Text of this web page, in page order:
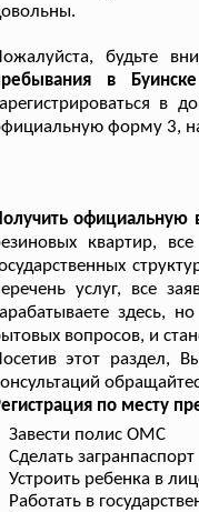
будьте
в
в
форму 3,
официальную
квартир,
услуг, все
здесь,
вопросов, и
этот раздел,
по месту
Завести полис ОМС
Сделать загранпаспорт
Устроить ребенка в
Работать в